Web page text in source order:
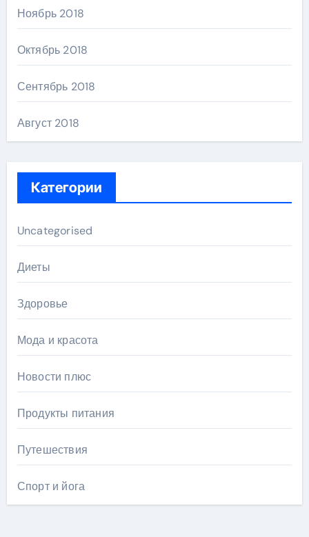
Ноябрь 2018
Октябрь 2018
Сентябрь 2018
Август 2018
Категории
Uncategorised
Диеты
Здоровье
Мода и красота
Новости плюс
Продукты питания
Путешествия
Спорт и йога